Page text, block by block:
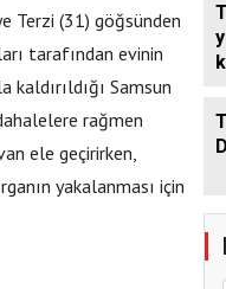
Terzi (31) göğsünden
tarafından evinin
Samsun
rağmen
ele geçirirken,
yakalanması için